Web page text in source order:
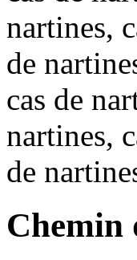
nartines,
de
cas de
nartines,
de
Chemin